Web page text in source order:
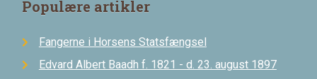
Populære artikler
Fangerne i Horsens Statsfængsel
Edvard Albert Baadh f. 1821 - d. 23. august 1897